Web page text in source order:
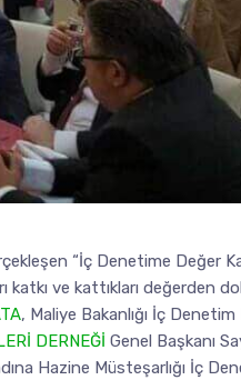
“İç Denetime Değer
ve kattıkları değerden
, Maliye Bakanlığı İç
DERNEĞİ Genel Başkanı
Hazine Müsteşarlığı İç